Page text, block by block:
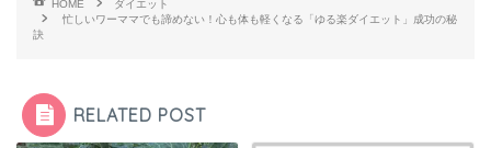
HOME
ダイエット
忙しいワーママでも諦めない！心も体も軽くなる「ゆる楽ダイエット」成功の秘
訣
RELATED POST